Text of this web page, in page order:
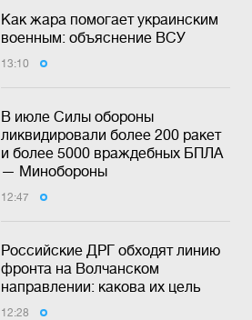
Как жара помогает украинским
военным: объяснение ВСУ
13:10
В июле Силы обороны
ликвидировали более 200 ракет
и более 5000 враждебных БПЛА
— Минобороны
12:47
Российские ДРГ обходят линию
фронта на Волчанском
направлении: какова их цель
12:28